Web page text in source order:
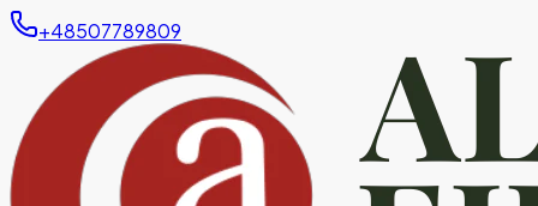
+48507789809